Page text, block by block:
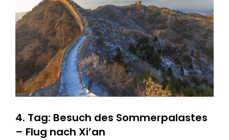
4. Tag: Besuch des Sommerpalastes
– Flug nach Xi’an